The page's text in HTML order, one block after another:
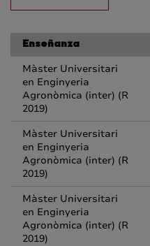
Enseñanza
Màster Universitari
en Enginyeria
Agronòmica (inter) (R
2019)
Màster Universitari
en Enginyeria
Agronòmica (inter) (R
2019)
Màster Universitari
en Enginyeria
Agronòmica (inter) (R
2019)